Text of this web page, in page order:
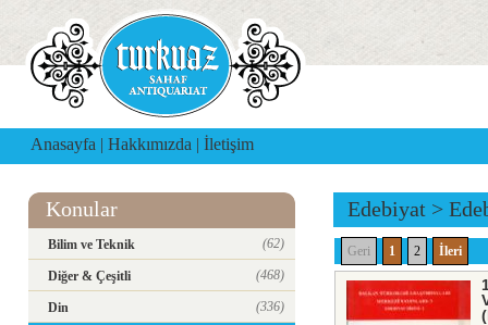
Anasayfa | Hakkımızda | İletişim
Konular
Bilim ve Teknik (62)
Diğer & Çeşitli (468)
Din (336)
Edebiyat >
Geri 1 2 İleri